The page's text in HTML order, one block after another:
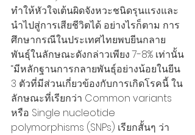
ทำให้หัวใจเต้นผิดจังหวะชนิดรุนแรงและ
นำไปสู่การเสียชีวิตได้ อย่างไรก็ตาม การ
ศึกษากรณีในประเทศไทยพบยีนกลาย
พันธุ์ในลักษณะดังกล่าวเพียง 7-8% เท่านั้น
“มีหลักฐานการกลายพันธุ์อย่างน้อยในยีน
3 ตัวที่มีส่วนเกี่ยวข้องกับการเกิดโรคนี้ ใน
ลักษณะที่เรียกว่า Common variants
หรือ Single nucleotide
polymorphisms (SNPs) เรียกสั้นๆ ว่า